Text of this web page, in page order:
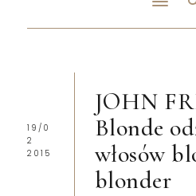
19/0
2
2015
JOHN
Blonde
włosów
blonder